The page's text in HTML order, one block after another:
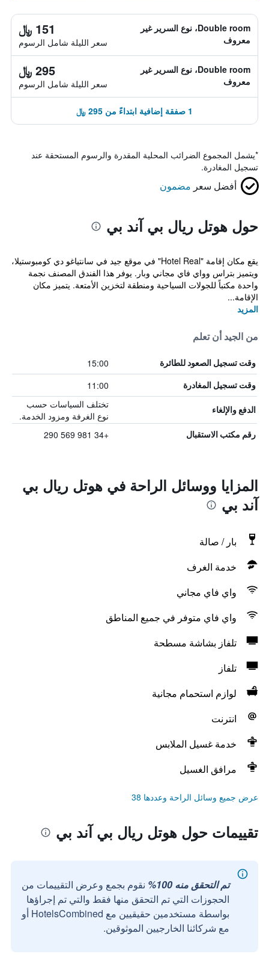
Double room، نوع السرير غير
معروف
151 ﷼
سعر الليلة شامل الرسوم
Double room، نوع السرير غير
معروف
295 ﷼
سعر الليلة شامل الرسوم
1 صفقة إضافية ابتداءً من 295 ﷼
*يشمل المجموع الضرائب المحلية المقدرة والرسوم المستحقة عند
تسجيل المغادرة.
أفضل سعر مضمون
حول هوتل ريال بي آند بي
يقع مكان إقامة "Hotel Real" في موقع جيد في سانتياغو دي كومبوستيلا،
ويتميز بتراس وواي فاي مجاني وبار. يوفر هذا الفندق المصنف نجمة
واحدة مكتباً للجولات السياحية ومنطقة لتخزين الأمتعة. يتميز مكان
الإقامة...
المزيد
من الجيد أن تعلم
وقت تسجيل الصعود للطائرة 15:00
وقت تسجيل المغادرة 11:00
الدفع والإلغاء
تختلف السياسات حسب
نوع الغرفة ومزود الخدمة.
رقم مكتب الاستقبال +34 981 569 290
المزايا ووسائل الراحة في هوتل ريال بي
آند بي
بار / صالة
خدمة الغرف
واي فاي مجاني
واي فاي متوفر في جميع المناطق
تلفاز بشاشة مسطحة
تلفاز
لوازم استحمام مجانية
انترنت
خدمة غسيل الملابس
مرافق الغسيل
عرض جميع وسائل الراحة وعددها 38
تقييمات حول هوتل ريال بي آند بي
تم التحقق منه 100%
نقوم بجمع وعرض التقييمات من
الحجوزات التي تم التحقق منها فقط والتي تم إجراؤها
بواسطة مستخدمين حقيقيين مع HotelsCombined أو
مع شركائنا الخارجيين الموثوقين.